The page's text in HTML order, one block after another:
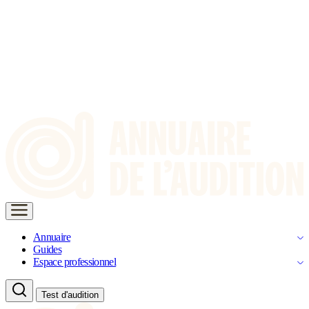
Annuaire
Guides
Espace professionnel
Test d'audition